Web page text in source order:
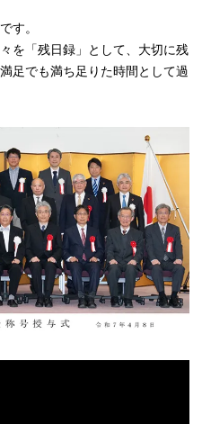
す。
を「残日録」として、大切に残
足でも満ち足りた時間として過